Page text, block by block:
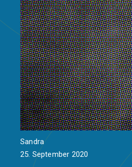
Sandra
25. September 2020